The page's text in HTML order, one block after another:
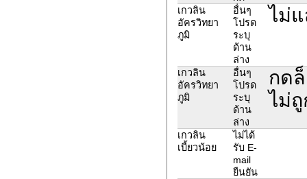
เกวลิน
อัครวิทยา
ภูมิ
อื่นๆ
โปรด
ระบุ
ด้าน
ล่าง
ไม่
เกวลิน
อัครวิทยา
ภูมิ
อื่นๆ
โปรด
ระบุ
ด้าน
ล่าง
กด
ไม่
เกวลิน
เบี้ยวน้อย
ไม่ได้
รับ E-
mail
ยืนยัน